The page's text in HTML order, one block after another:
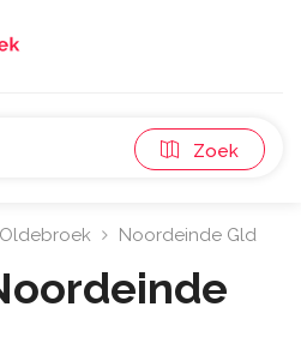
Zoek
Noordeinde Gld